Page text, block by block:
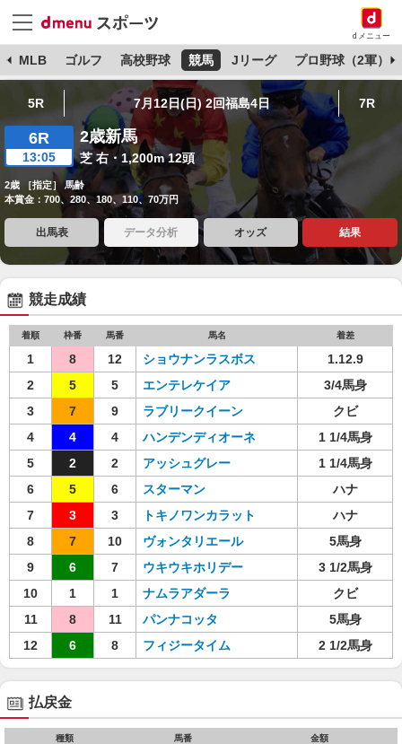
dメニュー
MLB ゴルフ 高校野球 競馬 Jリーグ プロ野球（2軍）
5R 7月12日(日) 2回福島4日 7R
6R
13:05
2歳新馬
芝 右・1,200m 12頭
2歳 ［指定］ 馬齢
本賞金：700、280、180、110、70万円
出馬表 データ分析 オッズ 結果
競走成績
着順 枠番 馬番 馬名 着差
1 8 12 ショウナンラスボス
1.12.9
2
5 5 エンテレケイア
3/4馬身
3
7 9 ラブリークイーン
クビ
4
4 4 ハンデンディオーネ
1 1/4馬身
5
2 2 アッシュグレー
1 1/4馬身
6
5 6 スターマン
ハナ
7
3 3 トキノワンカラット
ハナ
8
7 10 ヴォンタリエール
5馬身
9
6 7 ウキウキホリデー
3 1/2馬身
10
1 1 ナムラアダーラ
クビ
11
8 11 パンナコッタ
5馬身
12
6 8 フィジータイム 2 1/2馬身
払戻金
種類 馬番 金額